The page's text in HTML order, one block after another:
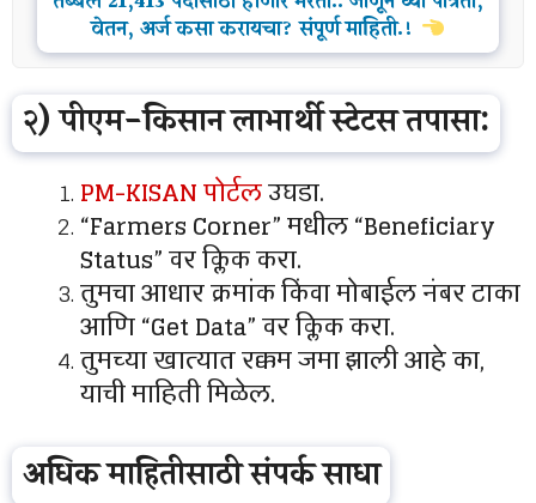
वेतन, अर्ज कसा करायचा? संपूर्ण माहिती.!
२) पीएम-किसान लाभार्थी स्टेटस तपासा:
PM-KISAN पोर्टलउघडा.
“Farmers Corner” मधील “Beneficiary
Status” वर क्लिक करा.
तुमचा आधार क्रमांक किंवा मोबाईल नंबर टाका
आणि “Get Data” वर क्लिक करा.
तुमच्या खात्यात रक्कम जमा झाली आहे का,
याची माहिती मिळेल.
अधिक माहितीसाठी संपर्क साधा